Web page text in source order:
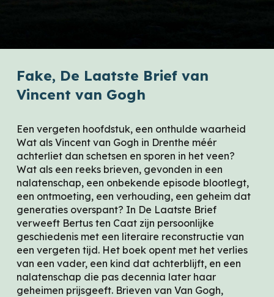
Fake, De Laatste Brief van
Vincent van Gogh
Een vergeten hoofdstuk, een onthulde waarheid
Wat als Vincent van Gogh in Drenthe méér
achterliet dan schetsen en sporen in het veen?
Wat als een reeks brieven, gevonden in een
nalatenschap, een onbekende episode blootlegt,
een ontmoeting, een verhouding, een geheim dat
generaties overspant? In De Laatste Brief
verweeft Bertus ten Caat zijn persoonlijke
geschiedenis met een literaire reconstructie van
een vergeten tijd. Het boek opent met het verlies
van een vader, een kind dat achterblijft, en een
nalatenschap die pas decennia later haar
geheimen prijsgeeft. Brieven van Van Gogh,